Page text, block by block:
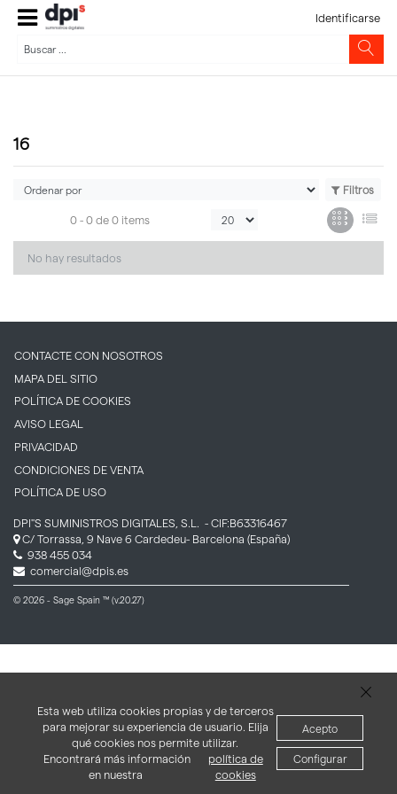
Identificarse
16
Filtros
0 - 0 de 0 items
No hay resultados
CONTACTE CON NOSOTROS
MAPA DEL SITIO
POLÍTICA DE COOKIES
AVISO LEGAL
PRIVACIDAD
CONDICIONES DE VENTA
POLÍTICA DE USO
DPI''S SUMINISTROS DIGITALES, S.L. - CIF:B63316467
C/ Torrassa, 9 Nave 6 Cardedeu- Barcelona (España)
938 455 034
comercial@dpis.es
© 2026 - Sage Spain ™ (v.20.27)
Esta web utiliza cookies propias y de terceros
para mejorar su experiencia de usuario. Elija
qué cookies nos permite utilizar.
Encontrará más información
en nuestra
política de
cookies
Acepto
Configurar